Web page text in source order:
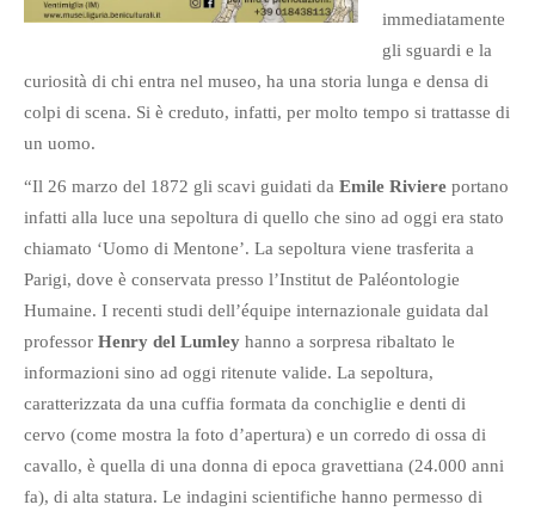
immediatamente
gli sguardi e la
curiosità di chi entra nel museo, ha una storia lunga e densa di
colpi di scena. Si è creduto, infatti, per molto tempo si trattasse di
un uomo.
“Il 26 marzo del 1872 gli scavi guidati da Emile Riviere portano
infatti alla luce una sepoltura di quello che sino ad oggi era stato
chiamato ‘Uomo di Mentone’. La sepoltura viene trasferita a
Parigi, dove è conservata presso l’Institut de Paléontologie
Humaine. I recenti studi dell’équipe internazionale guidata dal
professor Henry del Lumley hanno a sorpresa ribaltato le
informazioni sino ad oggi ritenute valide. La sepoltura,
caratterizzata da una cuffia formata da conchiglie e denti di
cervo (come mostra la foto d’apertura) e un corredo di ossa di
cavallo, è quella di una donna di epoca gravettiana (24.000 anni
fa), di alta statura. Le indagini scientifiche hanno permesso di